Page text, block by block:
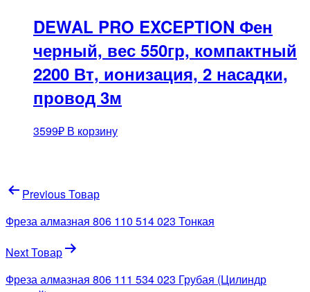
DEWAL PRO EXCEPTION Фен
черный, вес 550гр, компактный
2200 Вт, ионизация, 2 насадки,
провод 3м
3599₽ В корзину
Навигация
по
записям
Previous Товар
Фреза алмазная 806 110 514 023 Тонкая
Next Товар
Фреза алмазная 806 111 534 023 Грубая (Цилиндр